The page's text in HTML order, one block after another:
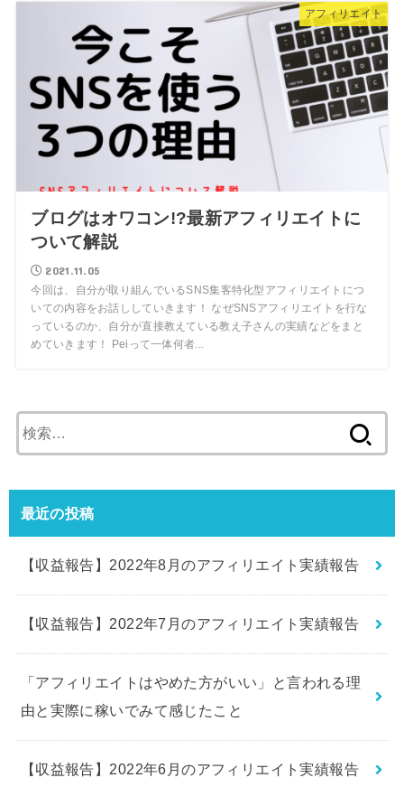
アフィリエイト
ブログはオワコン!?最新アフィリエイトに
ついて解説
2021.11.05
今回は、自分が取り組んでいるSNS集客特化型アフィリエイトにつ
いての内容をお話ししていきます！ なぜSNSアフィリエイトを行な
っているのか、自分が直接教えている教え子さんの実績などをまと
めていきます！ Peiって一体何者...
索:
最近の投稿
【収益報告】2022年8月のアフィリエイト実績報告
【収益報告】2022年7月のアフィリエイト実績報告
「アフィリエイトはやめた方がいい」と言われる理
由と実際に稼いでみて感じたこと
【収益報告】2022年6月のアフィリエイト実績報告